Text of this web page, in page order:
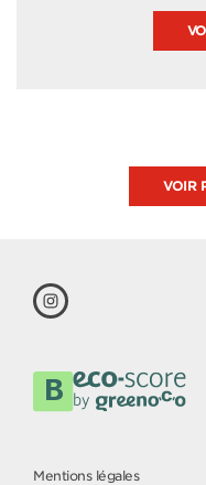
VOIR
Mentions légales